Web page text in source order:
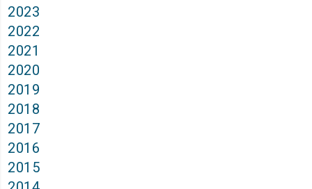
2023
2022
2021
2020
2019
2018
2017
2016
2015